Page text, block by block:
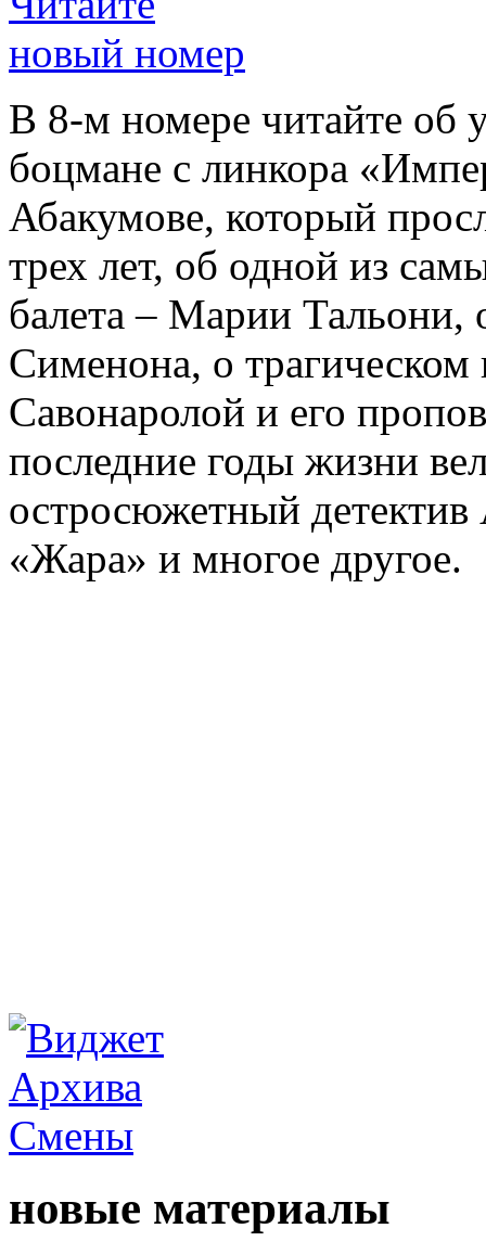
новый номер
В 8-м номере читайте об
боцмане с линкора
Абакумове, который
трех лет, об одной из
балета – Марии
Сименона, о трагическом
Савонаролой и его
последние годы жизни
остросюжетный детектив
«Жара» и многое другое.
новые материалы